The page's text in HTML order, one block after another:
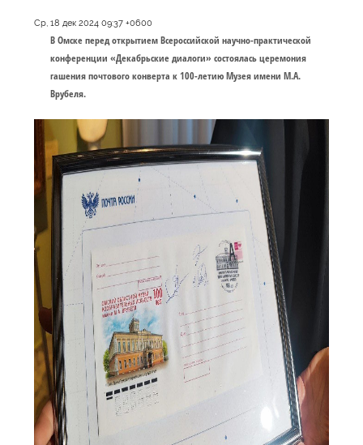
Ср, 18 дек 2024 09:37 +0600
В Омске перед открытием Всероссийской научно-практической
конференции «Декабрьские диалоги» состоялась церемония
гашения почтового конверта к 100-летию Музея имени М.А.
Врубеля.